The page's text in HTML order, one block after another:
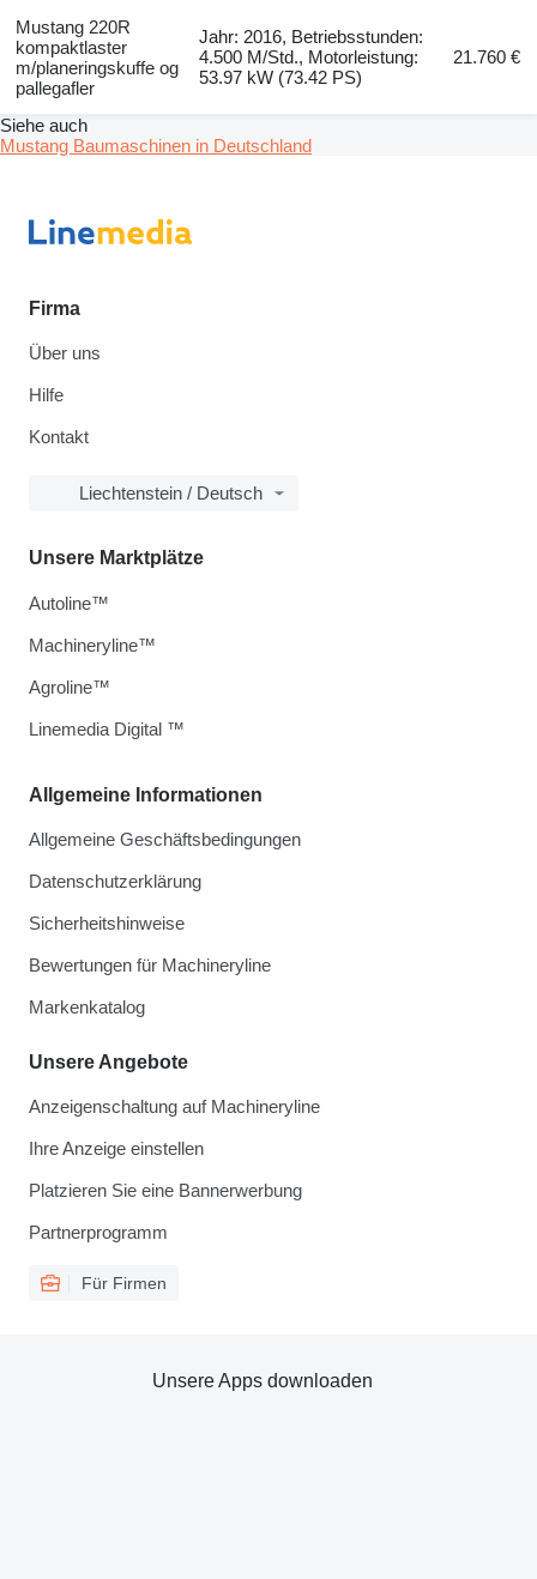
Mustang 220R
kompaktlaster
m/planeringskuffe og
pallegafler
Jahr: 2016, Betriebsstunden:
4.500 M/Std., Motorleistung:
53.97 kW (73.42 PS)
21.760 €
Siehe auch
Mustang Baumaschinen in Deutschland
Firma
Über uns
Hilfe
Kontakt
Liechtenstein / Deutsch
Allgemeine Informationen
Allgemeine Geschäftsbedingungen
Datenschutzerklärung
Sicherheitshinweise
Bewertungen für Machineryline
Markenkatalog
Unsere Angebote
Anzeigenschaltung auf Machineryline
Ihre Anzeige einstellen
Platzieren Sie eine Bannerwerbung
Partnerprogramm
Für Firmen
Unsere Marktplätze
Autoline™
Machineryline™
Agroline™
Linemedia Digital ™
Unsere Apps downloaden